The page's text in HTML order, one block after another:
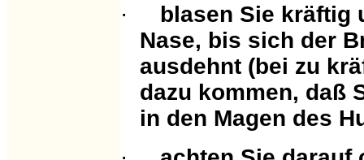
·
blasen Sie kräftig
Nase, bis sich der
ausdehnt (bei zu
dazu kommen, daß
in den Magen des